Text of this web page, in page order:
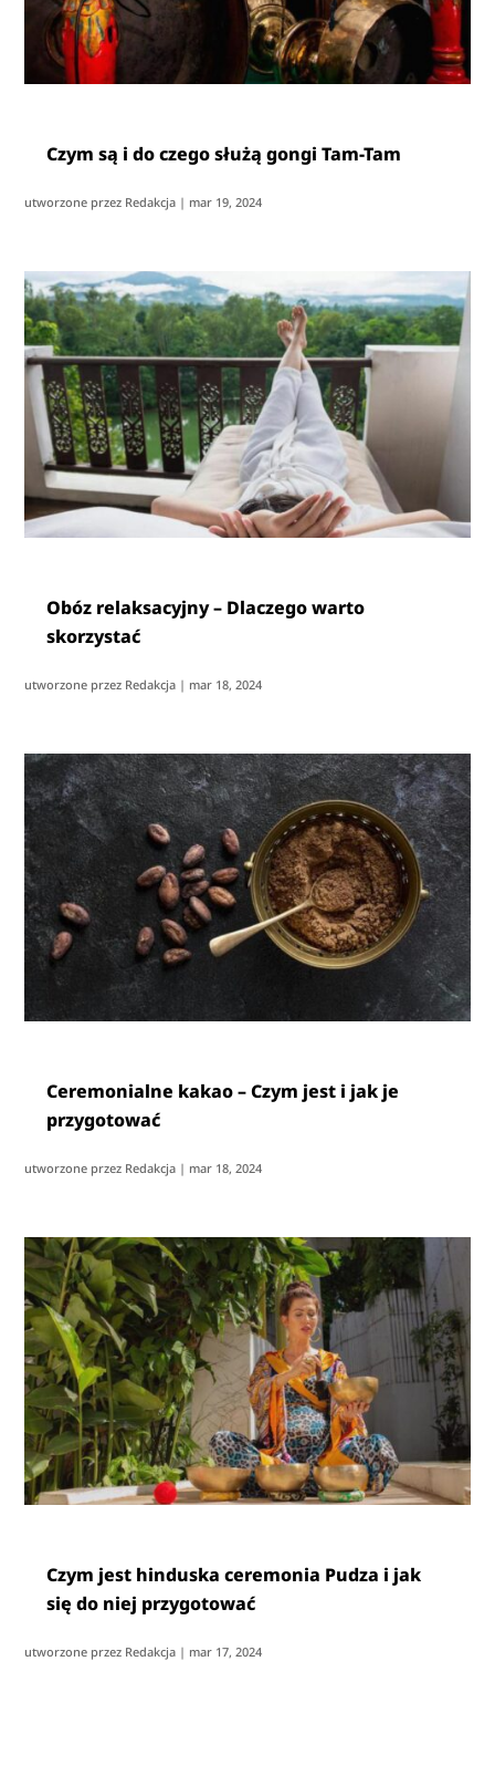
Czym są i do czego służą gongi Tam-Tam
utworzone przez Redakcja | mar 19, 2024
Obóz relaksacyjny – Dlaczego warto
skorzystać
utworzone przez Redakcja | mar 18, 2024
Ceremonialne kakao – Czym jest i jak je
przygotować
utworzone przez Redakcja | mar 18, 2024
Czym jest hinduska ceremonia Pudza i jak
się do niej przygotować
utworzone przez Redakcja | mar 17, 2024